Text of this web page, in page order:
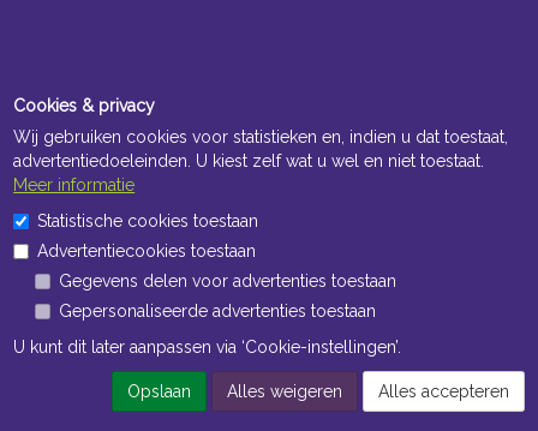
Cookies & privacy
Wij gebruiken cookies voor statistieken en, indien u dat toestaat,
advertentiedoeleinden. U kiest zelf wat u wel en niet toestaat.
Meer informatie
Statistische cookies toestaan
Advertentiecookies toestaan
Gegevens delen voor advertenties toestaan
Gepersonaliseerde advertenties toestaan
U kunt dit later aanpassen via ‘Cookie-instellingen’.
Opslaan Alles weigeren Alles accepteren